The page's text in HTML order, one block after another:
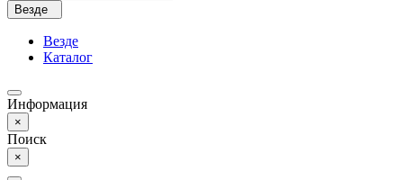
Везде
Везде
Каталог
Информация
×
Поиск
×